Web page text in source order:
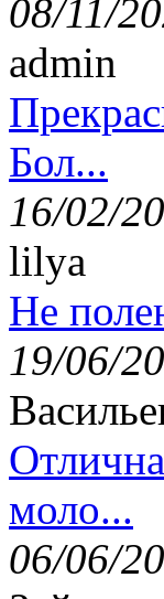
08/11/
admin
Бол...
16/02/
lilya
Не
19/06/
моло...
06/06/